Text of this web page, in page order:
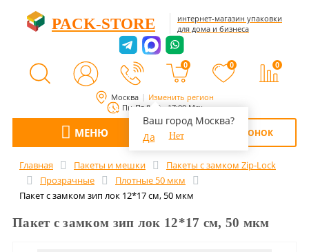
Москва Изменить регион
Ваш город Москва?
Да
Нет
Пн-Пт 8:00 - 17:00 Мск
PACK-STORE
интернет-магазин упаковки
для дома и бизнеса
0 0 0
МЕНЮ ОБРАТНЫЙ ЗВОНОК
Главная Пакеты и мешки
Пакеты с замком Zip-Lock
Прозрачные
Плотные 50 мкм
Пакет с замком зип лок 12*17 см, 50 мкм
Пакет с замком зип лок 12*17 см, 50 мкм